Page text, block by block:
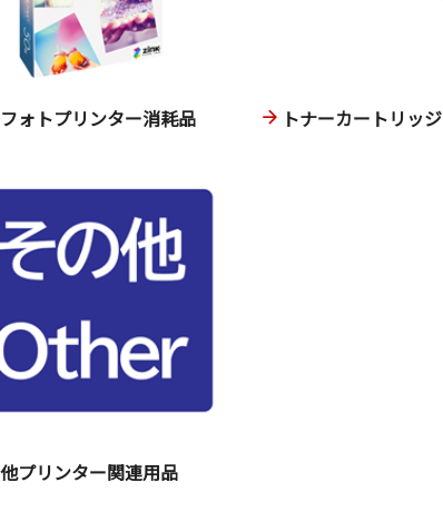
ォトプリンター消耗品 トナーカートリッジ
プリンター関連用品